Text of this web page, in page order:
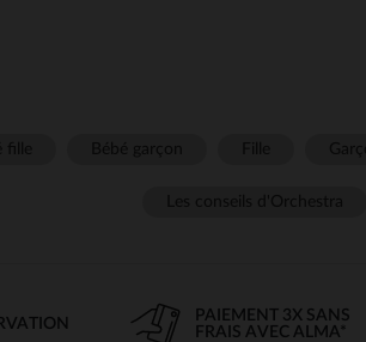
PAIEMENT 3X SANS
FRAIS AVEC ALMA*